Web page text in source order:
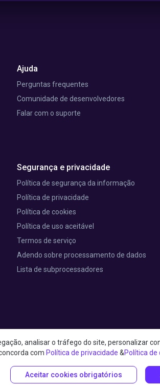
Ajuda
Perguntas frequentes
Comunidade de desenvolvedores
Falar com o suporte
Segurança e privacidade
Política de segurança da informação
Política de privacidade
Política de cookies
Política de uso aceitável
Termos de serviço
Adendo sobre processamento de dados
Lista de subprocessadores
Estados Unidos da América
analisar o tráfego do site, personalizar
com Política de privacidade &Política de
Aceitar cookies obrigatórios